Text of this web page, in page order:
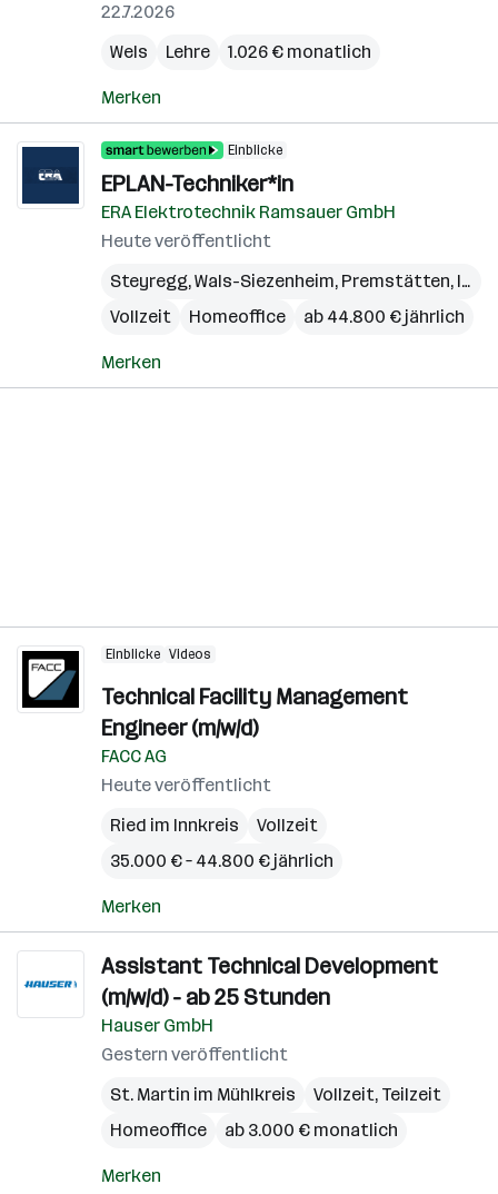
22.7.2026
Wels
Lehre 1.026 € monatlich
Merken
Einblicke
EPLAN-Techniker*in
ERA Elektrotechnik Ramsauer GmbH
Heute veröffentlicht
Steyregg,Wals-Siezenheim, Premstätten, Innsbruck
Vollzeit
Homeoffice ab 44.800 € jährlich
Merken
Einblicke Videos
Technical Facility Management
Engineer (m/w/d)
FACC AG
Heute veröffentlicht
Ried im Innkreis
Vollzeit
35.000 € – 44.800 € jährlich
Merken
Assistant Technical Development
(m/w/d) - ab 25 Stunden
Hauser GmbH
Gestern veröffentlicht
St. Martin im Mühlkreis
Vollzeit, Teilzeit
Homeoffice
ab 3.000 € monatlich
Merken